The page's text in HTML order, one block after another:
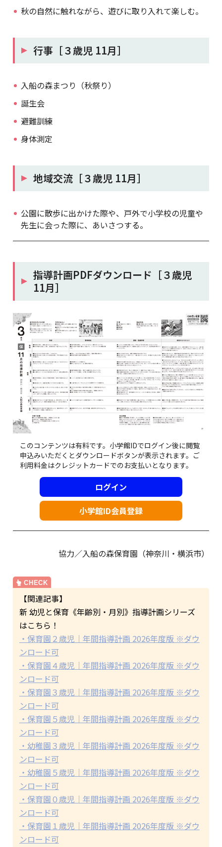
秋の自然に触れながら、遊びに取り入れて楽しむ。
行事［３歳児 11月］
入船の森まつり（秋祭り）
誕生会
避難訓練
身体測定
地域交流［３歳児 11月］
公園に散歩に出かけた際や、戸外で小学校の児童や
先生に会った際に、あいさつする。
指導計画PDFダウンロード［３歳児
11月］
このコンテンツは有料です。小学館IDでログイン後に閲覧
申込みいただくとダウンロードボタンが表示されます。ご
利用料金はクレジットカードでのお支払いとなります。
ログイン
小学館ID会員登録
協力／入船の森保育園（神奈川・横浜市）
【関連記事】
新 幼児と保育《年齢別・月別》指導計画シリーズ
はこちら！
・保育園２歳児｜年間指導計画 2026年度版 ※ダウ
ンロード可
・保育園４歳児｜年間指導計画 2026年度版 ※ダウ
ンロード可
・保育園３歳児｜年間指導計画 2026年度版 ※ダウ
ンロード可
・保育園５歳児｜年間指導計画 2026年度版 ※ダウ
ンロード可
・幼稚園３歳児｜年間指導計画 2026年度版 ※ダウ
ンロード可
・幼稚園５歳児｜年間指導計画 2026年度版 ※ダウ
ンロード可
・保育園０歳児｜年間指導計画 2026年度版 ※ダウ
ンロード可
・保育園１歳児｜年間指導計画 2026年度版 ※ダウ
ンロード可